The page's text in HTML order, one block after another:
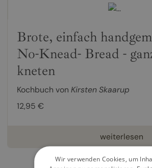
Brote, einfach
No-Knead- Bread -
kneten
Kochbuch von Kirsten Skaarup
12,95 €
weiterlesen
Wir verwenden Cookies, um